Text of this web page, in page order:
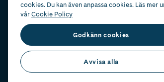
cookies. Du kan även anpassa cookies. Läs mer
vårCookie Policy
Godkänn cookies
Avvisa alla